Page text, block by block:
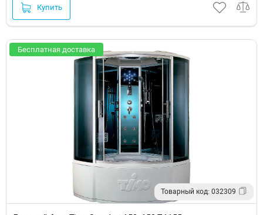
Купить
Бесплатная доставка
Товарный код: 032309